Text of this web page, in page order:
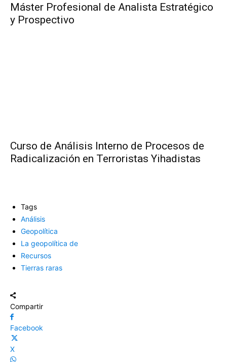
Máster Profesional de Analista Estratégico
y Prospectivo
Curso de Análisis Interno de Procesos de
Radicalización en Terroristas Yihadistas
Tags
Análisis
Geopolítica
La geopolítica de
Recursos
Tierras raras
Compartir
Facebook
X